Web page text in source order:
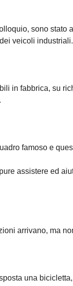
sono stato
veicoli industriali.
in fabbrica, su
famoso e
assistere ed
arrivano, ma
una